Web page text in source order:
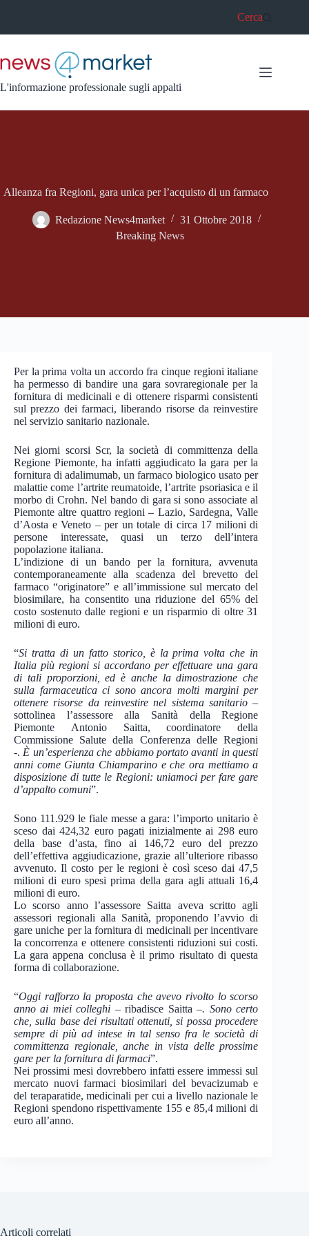
Cerca
L'informazione professionale sugli appalti
Alleanza fra Regioni, gara unica per l’acquisto di un farmaco
Redazione News4market
31 Ottobre 2018
Breaking News
Per la prima volta un accordo fra cinque regioni italiane
ha permesso di bandire una gara sovraregionale per la
fornitura di medicinali e di ottenere risparmi consistenti
sul prezzo dei farmaci, liberando risorse da reinvestire
nel servizio sanitario nazionale.
Nei giorni scorsi Scr, la società di committenza della
Regione Piemonte, ha infatti aggiudicato la gara per la
fornitura di adalimumab, un farmaco biologico usato per
malattie come l’artrite reumatoide, l’artrite psoriasica e il
morbo di Crohn. Nel bando di gara si sono associate al
Piemonte altre quattro regioni – Lazio, Sardegna, Valle
d’Aosta e Veneto – per un totale di circa 17 milioni di
persone interessate, quasi un terzo dell’intera
popolazione italiana.
L’indizione di un bando per la fornitura, avvenuta
contemporaneamente alla scadenza del brevetto del
farmaco “originatore” e all’immissione sul mercato del
biosimilare, ha consentito una riduzione del 65% del
costo sostenuto dalle regioni e un risparmio di oltre 31
milioni di euro.
“Si tratta di un fatto storico, è la prima volta che in
Italia più regioni si accordano per effettuare una gara
di tali proporzioni, ed è anche la dimostrazione che
sulla farmaceutica ci sono ancora molti margini per
ottenere risorse da reinvestire nel sistema sanitario–
sottolinea l’assessore alla Sanità della Regione
Piemonte Antonio Saitta, coordinatore della
Commissione Salute della Conferenza delle Regioni
-. È un’esperienza che abbiamo portato avanti in questi
anni come Giunta Chiamparino e che ora mettiamo a
disposizione di tutte le Regioni: uniamoci per fare gare
d’appalto comuni”.
Sono 111.929 le fiale messe a gara: l’importo unitario è
sceso dai 424,32 euro pagati inizialmente ai 298 euro
della base d’asta, fino ai 146,72 euro del prezzo
dell’effettiva aggiudicazione, grazie all’ulteriore ribasso
avvenuto. Il costo per le regioni è così sceso dai 47,5
milioni di euro spesi prima della gara agli attuali 16,4
milioni di euro.
Lo scorso anno l’assessore Saitta aveva scritto agli
assessori regionali alla Sanità, proponendo l’avvio di
gare uniche per la fornitura di medicinali per incentivare
la concorrenza e ottenere consistenti riduzioni sui costi.
La gara appena conclusa è il primo risultato di questa
forma di collaborazione.
“Oggi rafforzo la proposta che avevo rivolto lo scorso
anno ai miei colleghi – ribadisce Saitta –. Sono certo
che, sulla base dei risultati ottenuti, si possa procedere
sempre di più ad intese in tal senso fra le società di
committenza regionale, anche in vista delle prossime
gare per la fornitura di farmaci”.
Nei prossimi mesi dovrebbero infatti essere immessi sul
mercato nuovi farmaci biosimilari del bevacizumab e
del teraparatide, medicinali per cui a livello nazionale le
Regioni spendono rispettivamente 155 e 85,4 milioni di
euro all’anno.
Articoli correlati